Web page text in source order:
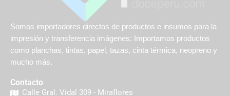
Somos importadores directos de productos e insumos para la
impresión y transferencia imágenes: Importamos productos
como planchas, tintas, papel, tazas, cinta térmica, neopreno y
mucho más.
Contacto
Calle Gral. Vidal 309 - Miraflores